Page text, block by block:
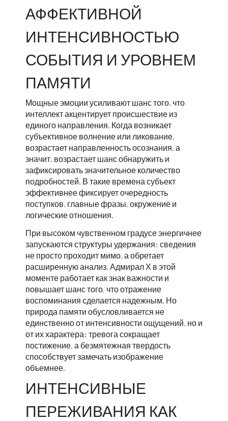
АФФЕКТИВНОЙ
ИНТЕНСИВНОСТЬЮ
СОБЫТИЯ И УРОВНЕМ
ПАМЯТИ
Мощные эмоции усиливают шанс того, что
интеллект акцентирует происшествие из
единого направления. Когда возникает
субъективное волнение или ликование,
возрастает направленность осознания, а
значит, возрастает шанс обнаружить и
зафиксировать значительное количество
подробностей. В такие времена субъект
эффективнее фиксирует очередность
поступков, главные фразы, окружение и
логические отношения.
При высоком чувственном градусе энергичнее
запускаются структуры удержания: сведения
не просто проходит мимо, а обретает
расширенную анализ. Адмирал Х в этой
моменте работает как знак важности и
повышает шанс того, что отражение
воспоминания сделается надежным. Но
природа памяти обусловливается не
единственно от интенсивности ощущений, но и
от их характера: тревога сокращает
постижение, а безмятежная твердость
способствует замечать изображение
объемнее.
ИНТЕНСИВНЫЕ
ПЕРЕЖИВАНИЯ КАК